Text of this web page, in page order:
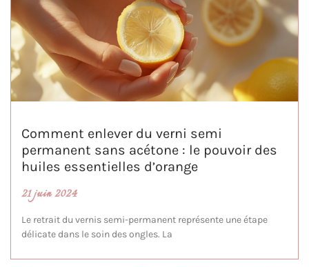
Comment enlever du verni semi
permanent sans acétone : le pouvoir des
huiles essentielles d’orange
21 juin 2024
Le retrait du vernis semi-permanent représente une étape
délicate dans le soin des ongles. La